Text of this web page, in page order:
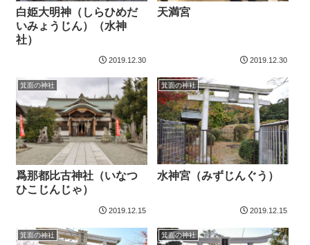
白姫大明神（しらひめだ
いみょうじん）（水神
社）
2019.12.30
天満宮
2019.12.30
箕面の神社
爲那都比古神社（いなつ
ひこじんじゃ）
2019.12.15
箕面の神社
水神宮（みずじんぐう）
2019.12.15
箕面の神社 箕面の神社